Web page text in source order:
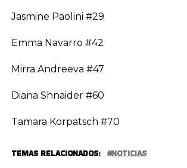
Jasmine Paolini #29
Emma Navarro #42
Mirra Andreeva #47
Diana Shnaider #60
Tamara Korpatsch #70
TEMAS RELACIONADOS: NOTICIAS